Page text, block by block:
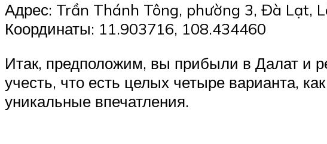
Адрес: Trần Thánh Tông, phường 3, Đà Lạt,
Координаты: 11.903716, 108.434460
Итак, предположим, вы прибыли в Далат и
учесть, что есть целых четыре варианта,
уникальные впечатления.